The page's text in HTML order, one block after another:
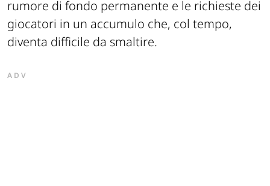
grandi trasformi i piccoli problemi in un
rumore di fondo permanente e le richieste dei
giocatori in un accumulo che, col tempo,